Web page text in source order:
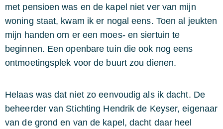
met pensioen was en de kapel niet ver van mijn
woning staat, kwam ik er nogal eens. Toen al jeukten
mijn handen om er een moes- en siertuin te
beginnen. Een openbare tuin die ook nog eens
ontmoetingsplek voor de buurt zou dienen.
Helaas was dat niet zo eenvoudig als ik dacht. De
beheerder van Stichting Hendrik de Keyser, eigenaar
van de grond en van de kapel, dacht daar heel